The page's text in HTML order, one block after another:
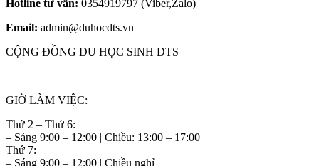
Hotline tư vấn: 0354919797 (Viber,Zalo)
Email: admin@duhocdts.vn
CỘNG ĐỒNG DU HỌC SINH DTS
GIỜ LÀM VIỆC:
Thứ 2 – Thứ 6:
– Sáng 9:00 – 12:00 | Chiều: 13:00 – 17:00
Thứ 7:
– Sáng 9:00 – 12:00 | Chiều nghỉ